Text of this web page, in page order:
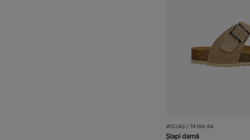
WOJAS / 74180-64
Șlapi damă